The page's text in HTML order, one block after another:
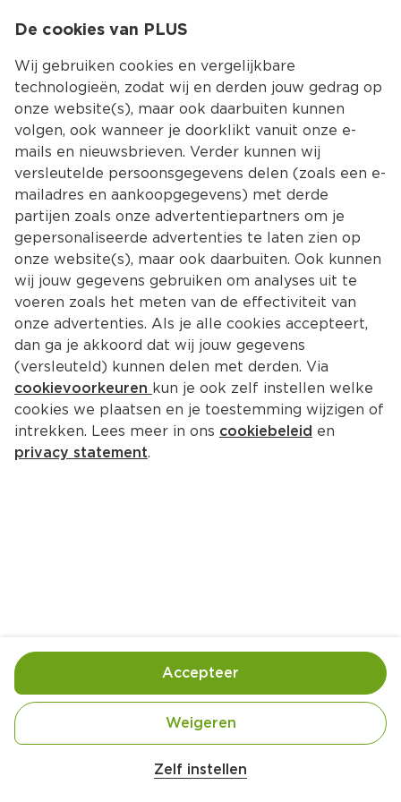
Kies jouw
Terug Producten
PLUS Smokey ham
Per 350 gram
Kwaliteit, smaak & service
De cookies van PLUS
Wij gebruiken cookies en vergelijkbare
technologieën, zodat wij en derden jouw gedrag op
onze website(s), maar ook daarbuiten kunnen
volgen, ook wanneer je doorklikt vanuit onze e-
mails en nieuwsbrieven. Verder kunnen wij
versleutelde persoonsgegevens delen (zoals een e-
mailadres en aankoopgegevens) met derde
partijen zoals onze advertentiepartners om je
gepersonaliseerde advertenties te laten zien op
onze website(s), maar ook daarbuiten. Ook kunnen
wij jouw gegevens gebruiken om analyses uit te
voeren zoals het meten van de effectiviteit van
onze advertenties. Als je alle cookies accepteert,
dan ga je akkoord dat wij jouw gegevens
(versleuteld) kunnen delen met derden. Via
cookievoorkeuren kun je ook zelf instellen welke
cookies we plaatsen en je toestemming wijzigen of
intrekken. Lees meer in ons cookiebeleid en
privacy statement.
Zelf instellen
Weigeren
Accepteer